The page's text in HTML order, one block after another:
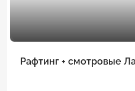
Рафтинг + смотровые